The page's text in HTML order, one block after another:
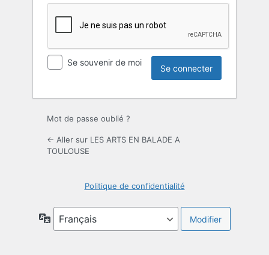
Se souvenir de moi
Mot de passe oublié ?
← Aller sur LES ARTS EN BALADE A
TOULOUSE
Politique de confidentialité
Langue